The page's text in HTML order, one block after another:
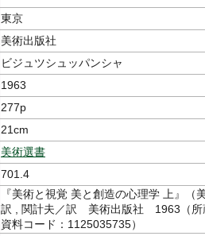
東京
美術出版社
ビジュツシュッパンシャ
1963
277p
21cm
美術選書
701.4
『美術と視覚 美と創造の心理学 上』
訳 , 関計夫／訳 美術出版社 1963（
資料コード：1125035735）